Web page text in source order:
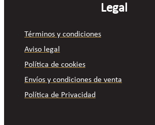
Legal
Términos y condiciones
Aviso legal
Política de cookies
Envíos y condiciones de venta
Política de Privacidad